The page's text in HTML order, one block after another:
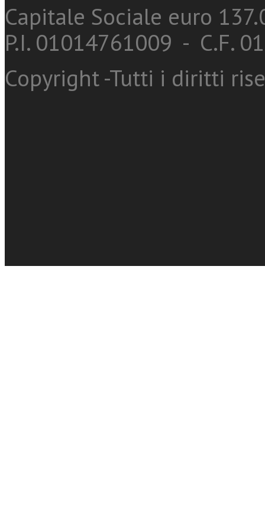
Capitale Sociale euro
P.I. 01014761009 - C.F.
Copyright -Tutti i diritti